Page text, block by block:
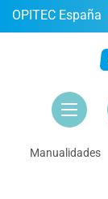
principal
OPITEC España
Manualidades